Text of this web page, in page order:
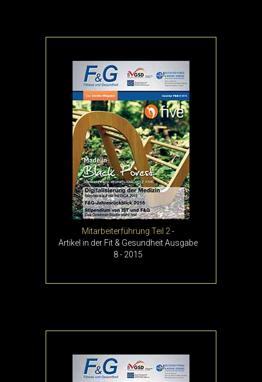
Mitarbeiterführung Teil 2 -
Artikel in der Fit & Gesundheit Ausgabe
8 - 2015